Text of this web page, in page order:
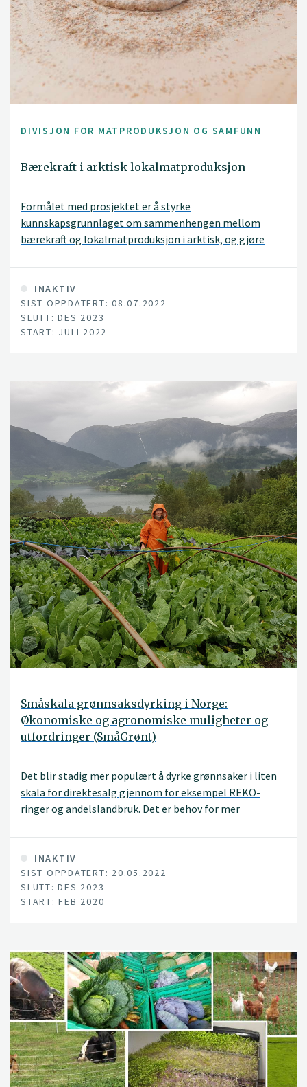
DIVISJON FOR MATPRODUKSJON OG SAMFUNN
Bærekraft i arktisk lokalmatproduksjon
Formålet med prosjektet er å styrke
kunnskapsgrunnlaget om sammenhengen mellom
bærekraft og lokalmatproduksjon i arktisk, og gjøre
landsdelen.
INAKTIV
SIST OPPDATERT: 08.07.2022
SLUTT: DES 2023
START: JULI 2022
Småskala grønnsaksdyrking i Norge:
Økonomiske og agronomiske muligheter og
utfordringer (SmåGrønt)
Det blir stadig mer populært å dyrke grønnsaker i liten
skala for direktesalg gjennom for eksempel REKO-
ringer og andelslandbruk. Det er behov for mer
sidene ved dette.
INAKTIV
SIST OPPDATERT: 20.05.2022
SLUTT: DES 2023
START: FEB 2020